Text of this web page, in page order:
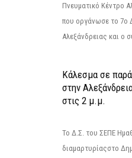
Πνευματικό Κέντρο
που οργάνωσε το 7ο
Αλεξάνδρειας και ο
Κάλεσμα σε
στην
στις 2 μ.μ.
Το Δ.Σ. του ΣΕΠΕ
διαμαρτυρίαςστο